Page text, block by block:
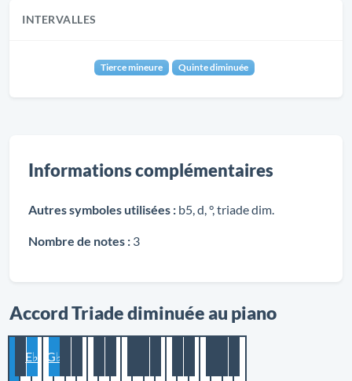
INTERVALLES
Tierce mineure Quinte diminuée
Informations complémentaires
Autres symboles utilisées : b5, d, °, triade dim.
Nombre de notes : 3
Accord Triade diminuée au piano
E♭ G♭